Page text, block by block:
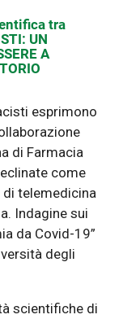
tra
UN
A
esprimono
di Farmacia
come
telemedicina
Indagine sui
da Covid-19”
degli
scientifiche di